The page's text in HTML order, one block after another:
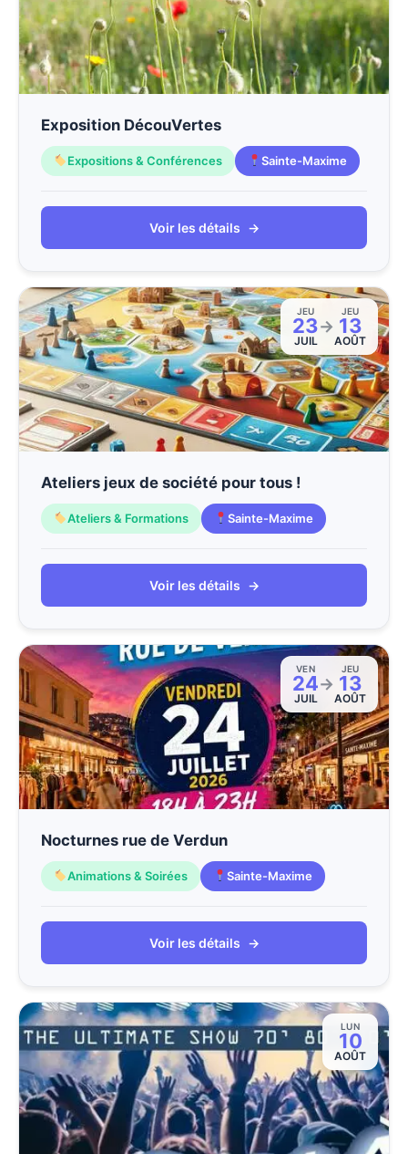
Exposition DécouVertes
Expositions & Conférences Sainte-Maxime
Voir les détails →
JEU
23
JUIL
→
JEU
13
AOÛT
Ateliers jeux de société pour tous !
Ateliers & Formations Sainte-Maxime
Voir les détails →
VEN
24
JUIL
→
JEU
13
AOÛT
Nocturnes rue de Verdun
Animations & Soirées Sainte-Maxime
Voir les détails →
LUN
10
AOÛT